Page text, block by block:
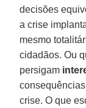
decisões
a crise
mesmo
cidadãos. Ou
persigam
crise. O que